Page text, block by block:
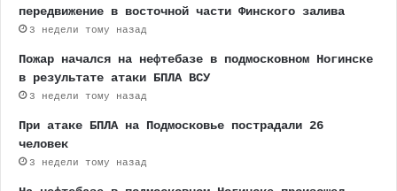
передвижение в восточной части Финского залива
3 недели тому назад
Пожар начался на нефтебазе в подмосковном Ногинске
в результате атаки БПЛА ВСУ
3 недели тому назад
При атаке БПЛА на Подмосковье пострадали 26
человек
3 недели тому назад